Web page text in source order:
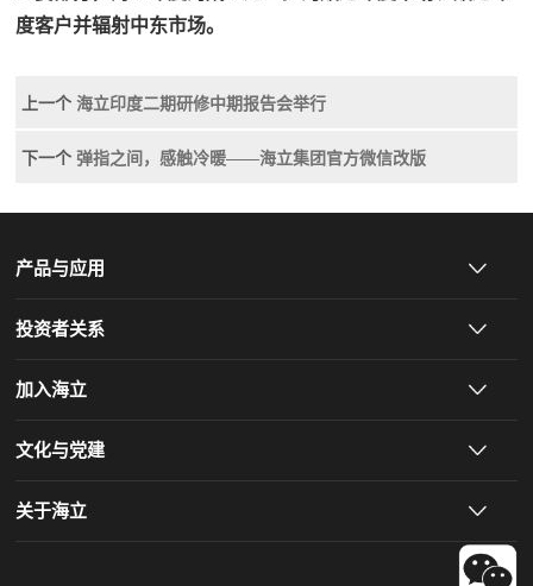
度客户并辐射中东市场。
上一个 海立印度二期研修中期报告会举行
下一个 弹指之间，感触冷暖——海立集团官方微信改版
产品与应用
投资者关系
加入海立
文化与党建
关于海立